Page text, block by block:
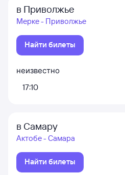
в Приволжье
Мерке - Приволжье
Найти билеты
неизвестно
17:10
в Самару
Актобе - Самара
Найти билеты